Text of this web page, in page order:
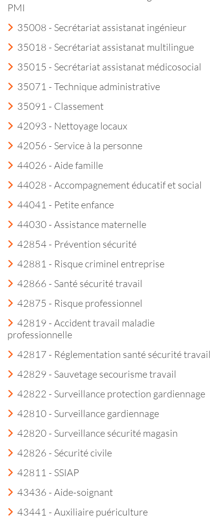
PMI
35008 - Secrétariat assistanat ingénieur
35018 - Secrétariat assistanat multilingue
35015 - Secrétariat assistanat médicosocial
35071 - Technique administrative
35091 - Classement
42093 - Nettoyage locaux
42056 - Service à la personne
44026 - Aide famille
44028 - Accompagnement éducatif et social
44041 - Petite enfance
44030 - Assistance maternelle
42854 - Prévention sécurité
42881 - Risque criminel entreprise
42866 - Santé sécurité travail
42875 - Risque professionnel
42819 - Accident travail maladie
professionnelle
42817 - Réglementation santé sécurité travail
42829 - Sauvetage secourisme travail
42822 - Surveillance protection gardiennage
42810 - Surveillance gardiennage
42820 - Surveillance sécurité magasin
42826 - Sécurité civile
42811 - SSIAP
43436 - Aide-soignant
43441 - Auxiliaire puériculture